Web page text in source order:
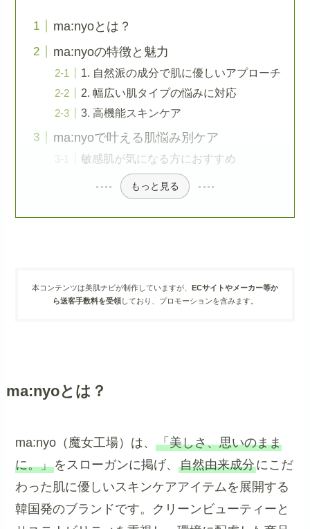
ma:nyoとは？
ma:nyoの特徴と魅力
1. 自然派の成分で肌に優しいアプローチ
2. 幅広い肌タイプの悩みに対応
3. 高機能スキンケア
ma:nyoで叶える肌悩み別ケア
敏感肌が気になる方におすすめ
もっと見る
本コンテンツは美肌ナビが制作していますが、 ECサイトやメーカー等か
ら送客手数料を受領しており、プロモーションを含みます。
ma:nyoとは？
ma:nyo（魔女工場）は、「美しさ、思いのまま
に。」をスローガンに掲げ、自然由来成分にこだ
わった肌に優しいスキンケアアイテムを展開する
韓国発のブランドです。クリーンビューティーと